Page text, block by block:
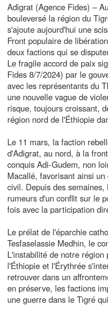
Adigrat (Agence Fides) –
bouleversé la région du
s'ajoute aujourd'hui une
Front populaire de
deux factions qui se
Le fragile accord de paix
Fides 8/7/2024) par le
avec les représentants du
une nouvelle vague de
risque, toujours croissant,
région nord de l'Éthiopie
Le 11 mars, la faction
d'Adigrat, au nord, à la
conquis Adi-Gudem, non
Macallé, favorisant ainsi
civil. Depuis des
rumeurs d'un conflit sur le
fois avec la participation
Le prélat de l'éparchie
Tesfaselassie Medhin, le
L'instabilité de notre
l'Éthiopie et l'Érythrée
retrouver dans un
en préserve, les factions
une guerre dans le Tigré